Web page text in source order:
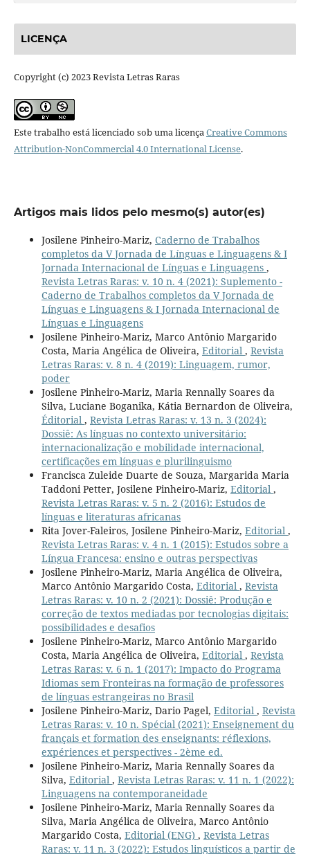
LICENÇA
Copyright (c) 2023 Revista Letras Raras
Este trabalho está licenciado sob uma licença Creative Commons
Attribution-NonCommercial 4.0 International License.
Artigos mais lidos pelo mesmo(s) autor(es)
Josilene Pinheiro-Mariz, Caderno de Trabalhos
completos da V Jornada de Línguas e Linguagens & I
Jornada Internacional de Línguas e Linguagens ,
Revista Letras Raras: v. 10 n. 4 (2021): Suplemento -
Caderno de Trabalhos completos da V Jornada de
Línguas e Linguagens & I Jornada Internacional de
Línguas e Linguagens
Josilene Pinheiro-Mariz, Marco Antônio Margarido
Costa, Maria Angélica de Oliveira, Editorial , Revista
Letras Raras: v. 8 n. 4 (2019): Linguagem, rumor,
poder
Josilene Pinheiro-Mariz, Maria Rennally Soares da
Silva, Luciane Boganika, Kátia Bernardon de Oliveira,
Éditorial , Revista Letras Raras: v. 13 n. 3 (2024):
Dossiê: As línguas no contexto universitário:
internacionalização e mobilidade internacional,
certificações em línguas e plurilinguismo
Francisca Zuleide Duarte de Souza, Margarida Maria
Taddoni Petter, Josilene Pinheiro-Mariz, Editorial ,
Revista Letras Raras: v. 5 n. 2 (2016): Estudos de
línguas e literaturas africanas
Rita Jover-Faleiros, Josilene Pinheiro-Mariz, Editorial ,
Revista Letras Raras: v. 4 n. 1 (2015): Estudos sobre a
Língua Francesa: ensino e outras perspectivas
Josilene Pinheiro-Mariz, Maria Angélica de Oliveira,
Marco Antônio Margarido Costa, Editorial , Revista
Letras Raras: v. 10 n. 2 (2021): Dossiê: Produção e
correção de textos mediadas por tecnologias digitais:
possibilidades e desafios
Josilene Pinheiro-Mariz, Marco Antônio Margarido
Costa, Maria Angélica de Oliveira, Editorial , Revista
Letras Raras: v. 6 n. 1 (2017): Impacto do Programa
Idiomas sem Fronteiras na formação de professores
de línguas estrangeiras no Brasil
Josilene Pinheiro-Mariz, Dario Pagel, Editorial , Revista
Letras Raras: v. 10 n. Spécial (2021): Enseignement du
français et formation des enseignants: réflexions,
expériences et perspectives - 2ème ed.
Josilene Pinheiro-Mariz, Maria Rennally Soares da
Silva, Editorial , Revista Letras Raras: v. 11 n. 1 (2022):
Linguagens na contemporaneidade
Josilene Pinheiro-Mariz, Maria Rennally Soares da
Silva, Maria Angélica de Oliveira, Marco Antônio
Margarido Costa, Editorial (ENG) , Revista Letras
Raras: v. 11 n. 3 (2022): Estudos linguísticos a partir de